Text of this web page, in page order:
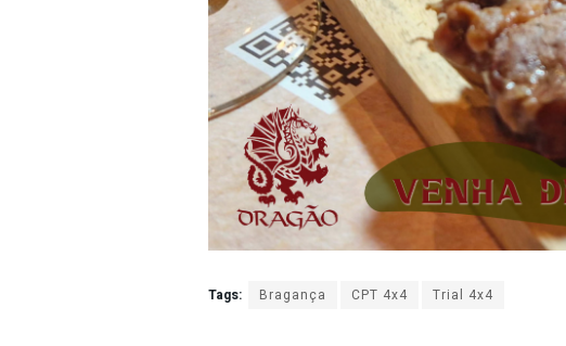
Tags: Bragança CPT 4x4 Trial 4x4